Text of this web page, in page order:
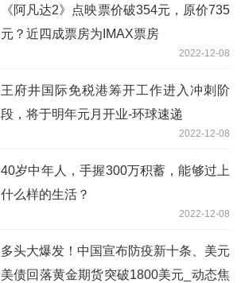
《阿凡达2》点映票价破354元，原价735
元？近四成票房为IMAX票房
2022-12-08
王府井国际免税港筹开工作进入冲刺阶
段，将于明年元月开业-环球速递
2022-12-08
40岁中年人，手握300万积蓄，能够过上
什么样的生活？
2022-12-08
多头大爆发！中国宣布防疫新十条、美元
美债回落黄金期货突破1800美元_动态焦